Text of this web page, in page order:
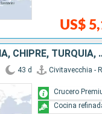
US$
FRANCIA, CROACIA,
43 d Civitavecchia -
Crucero
Cocina